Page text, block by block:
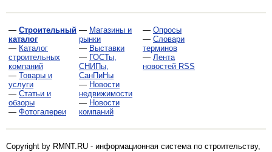
— Строительный
каталог
— Каталог
строительных
компаний
— Товары и
услуги
— Статьи и
обзоры
— Фотогалереи
— Магазины и
рынки
— Выставки
— ГОСТы,
СНИПы,
СанПиНы
— Новости
недвижимости
— Новости
компаний
— Опросы
— Словари
терминов
— Лента
новостей RSS
Copyright by RMNT.RU - информационная система по строительству,